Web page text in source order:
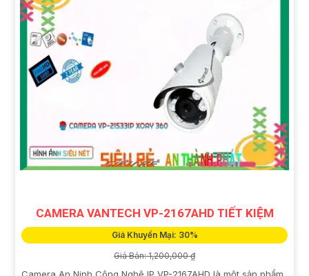
CAMERA VANTECH VP-2167AHD TIẾT KIỆM
Giá Khuyến Mại: 30%
Giá Bán: 1,200,000 ₫
Camera An Ninh Công Nghệ IP VP-2167AHD là một sản phẩm